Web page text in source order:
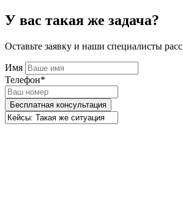
У вас такая же задача?
Оставьте заявку и наши специалисты
Имя
Телефон*
Бесплатная консультация